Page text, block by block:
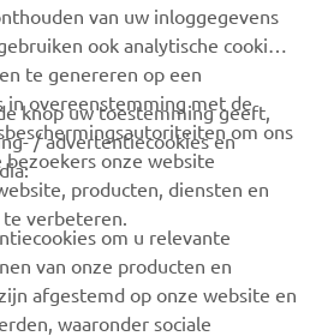
van uw inloggegevens
ook analytische cookies
te genereren op een
in overeenstemming met de
om ons
onze website
producten, diensten en
verbeteren.
knop uw toestemming geeft,
/ advertentiecookies en
om u relevante
van onze producten en
afgestemd op onze website en
waaronder sociale